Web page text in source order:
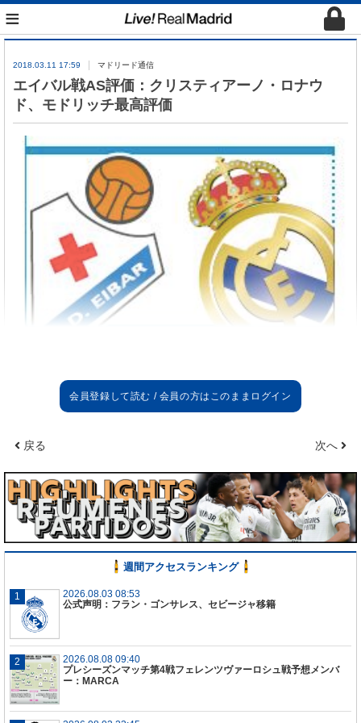
≡
2018.03.11 17:59 マドリード通信
エイバル戦AS評価：クリスティアーノ・ロナウ
ド、モドリッチ最高評価
戻る 次へ
週間アクセスランキング
2026.08.03 08:53
公式声明：フラン・ゴンサレス、セビージャ移籍
2026.08.08 09:40
プレシーズンマッチ第4戦フェレンツヴァーロシュ戦予想メンバ
ー：MARCA